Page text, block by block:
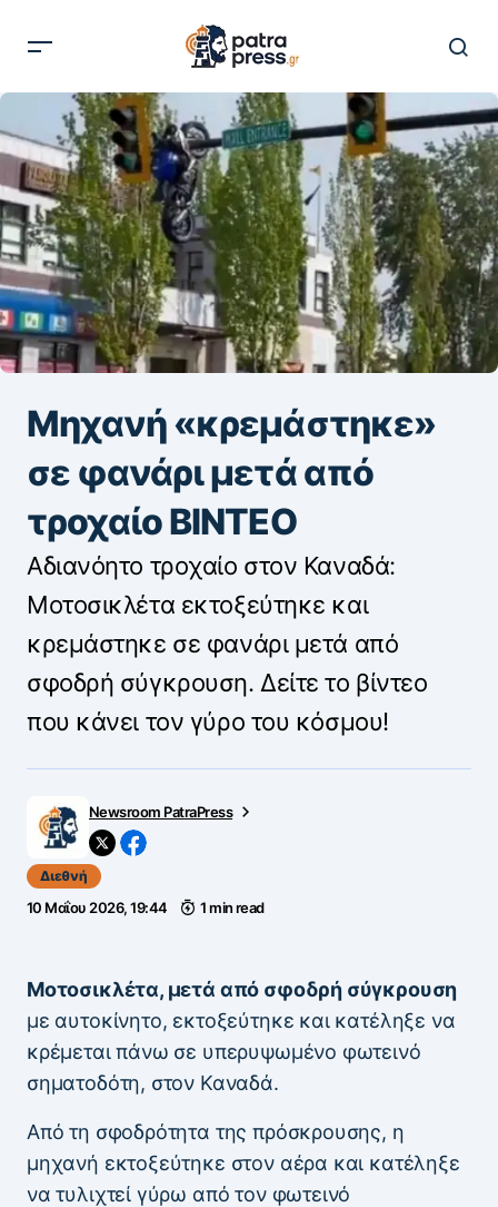
Μηχανή «κρεμάστηκε»
σε φανάρι μετά από
τροχαίο ΒΙΝΤΕΟ
Αδιανόητο τροχαίο στον Καναδά:
Μοτοσικλέτα εκτοξεύτηκε και
κρεμάστηκε σε φανάρι μετά από
σφοδρή σύγκρουση. Δείτε το βίντεο
που κάνει τον γύρο του κόσμου!
Newsroom PatraPress
Διεθνή
10 Μαΐου 2026, 19:44 1 min read
Μοτοσικλέτα, μετά από σφοδρή σύγκρουση
με αυτοκίνητο, εκτοξεύτηκε και κατέληξε να
κρέμεται πάνω σε υπερυψωμένο φωτεινό
σηματοδότη, στον Καναδά.
Από τη σφοδρότητα της πρόσκρουσης, η
μηχανή εκτοξεύτηκε στον αέρα και κατέληξε
να τυλιχτεί γύρω από τον φωτεινό